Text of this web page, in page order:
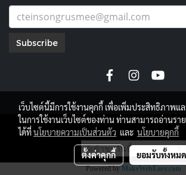
Subscribe
copyright by
ผู้เข้าชมวันนี้
1
Powered byMakeWebEasy.com
เว็บไซต์นี้มีการใช้งานคุกกี้ เพื่อเพิ่มประสิทธิภาพ
ในการใช้งานเว็บไซต์ของท่าน ท่านสามารถอ่านรา
ได้ที่นโยบายความเป็นส่วนตัว และ นโยบายคุกกี้
ตั้งค่าคุกกี้ ยอมรับทั้งหมด